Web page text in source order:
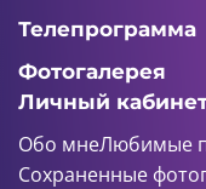
Телепрограмма
Фотогалерея
Личный
Обо мнеЛюбимые
Сохраненные